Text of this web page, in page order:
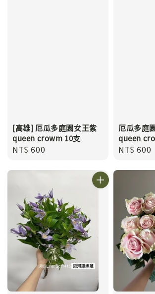
[高雄] 厄瓜多庭園女王紫
queen crowm 10支
Regular
NT$ 600
厄瓜多庭
queen
Regular
NT$ 600